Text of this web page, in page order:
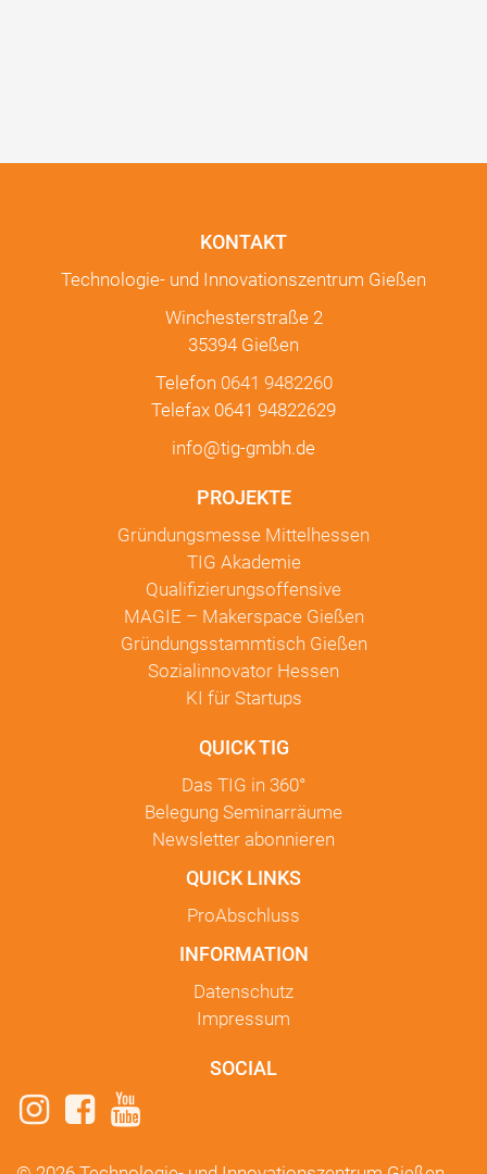
KONTAKT
Technologie- und Innovationszentrum Gießen
Winchesterstraße 2
35394 Gießen
Telefon 0641 9482260
Telefax 0641 94822629
info@tig-gmbh.de
PROJEKTE
Gründungsmesse Mittelhessen
TIG Akademie
Qualifizierungsoffensive
MAGIE – Makerspace Gießen
Gründungsstammtisch Gießen
Sozialinnovator Hessen
KI für Startups
QUICK TIG
Das TIG in 360°
Belegung Seminarräume
Newsletter abonnieren
QUICK LINKS
ProAbschluss
INFORMATION
Datenschutz
Impressum
SOCIAL